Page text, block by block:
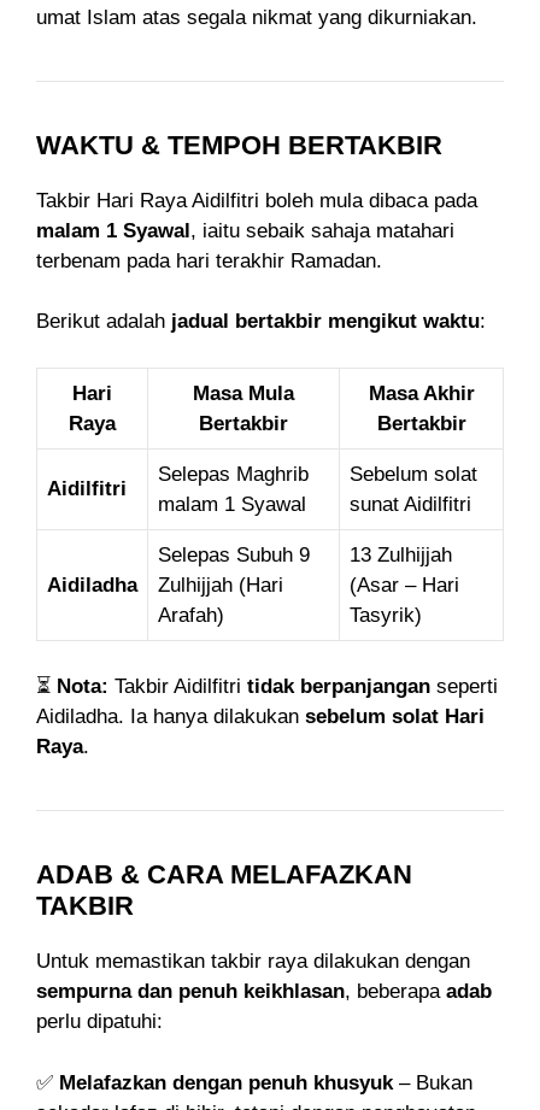
umat Islam atas segala nikmat yang dikurniakan.
WAKTU & TEMPOH BERTAKBIR
Takbir Hari Raya Aidilfitri boleh mula dibaca pada
malam 1 Syawal, iaitu sebaik sahaja matahari
terbenam pada hari terakhir Ramadan.
Berikut adalah jadual bertakbir mengikut waktu:
Hari
Raya
Masa Mula
Bertakbir
Masa Akhir
Bertakbir
Aidilfitri
Selepas Maghrib
malam 1 Syawal
Sebelum solat
sunat Aidilfitri
Aidiladha
Selepas Subuh 9
Zulhijjah (Hari
Arafah)
13 Zulhijjah
(Asar – Hari
Tasyrik)
⏳ Nota: Takbir Aidilfitri tidak berpanjangan seperti
Aidiladha. Ia hanya dilakukan sebelum solat Hari
Raya.
ADAB & CARA MELAFAZKAN
TAKBIR
Untuk memastikan takbir raya dilakukan dengan
sempurna dan penuh keikhlasan, beberapa adab
perlu dipatuhi:
✅ Melafazkan dengan penuh khusyuk – Bukan